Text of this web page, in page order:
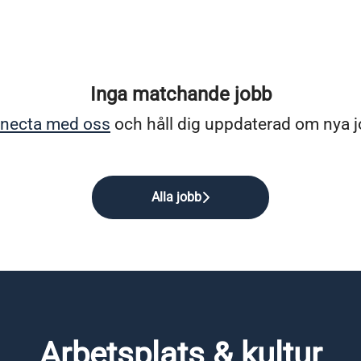
Inga matchande jobb
med oss och håll dig uppdaterad om nya
Alla jobb